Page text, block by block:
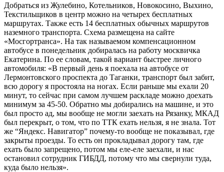
Добраться из Жулебино, Котельников, Новокосино, Выхино,
Текстильщиков в центр можно на четырех бесплатных
маршрутах. Также есть 14 бесплатных обычных маршрутов
наземного транспорта. Схема размещена на сайте
«Мосгортранса». На так называемом компенсационном
автобусе в понедельник добиралась на работу москвичка
Екатерина. По ее словам, такой вариант быстрее личного
автомобиля: «В первый день я поехала на автобусе от
Лермонтовского проспекта до Таганки, транспорт был забит,
всю дорогу я простояла на ногах. Если раньше мы ехали 20
минут, то сейчас при самом лучшем раскладе можно доехать
минимум за 45-50. Обратно мы добирались на машине, и это
был просто ад, мы вообще не могли заехать на Рязанку, МКАД
был перекрыт, о том, что по ТТК ехать нельзя, я не знала. Тот
же “Яндекс. Навигатор” почему-то вообще не показывал, где
закрыты проезды. То есть он прокладывал дорогу там, где
ехать было запрещено, потом мы еле-еле заехали, и нас
остановил сотрудник ГИБДД, потому что мы свернули туда,
куда было нельзя».